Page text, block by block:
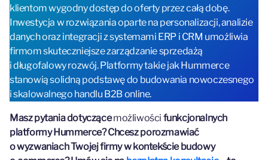
klientom wygodny dostęp do oferty przez całą dobę.
Inwestycja w rozwiązania oparte na personalizacji, analizie
danych oraz integracji z systemami ERP i CRM umożliwia
firmom skuteczniejsze zarządzanie sprzedażą
i długofalowy rozwój. Platformy takie jak Hummerce
stanowią solidną podstawę do budowania nowoczesnego
i skalowalnego handlu B2B online.
Masz pytania dotyczącemożliwości funkcjonalnych
platformy Hummerce? Chcesz porozmawiać
o wyzwaniach Twojej firmy w kontekście budowy